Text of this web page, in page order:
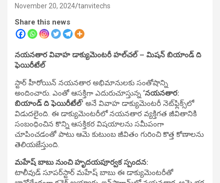
November 20, 2024 tanvitechs
Share this news
నయనతార వివాహ డాక్యుమెంటరీ హల్‌చల్ – మిషన్ బియాండ్ ది
ఫెయిరీటేల్
స్టార్ హీరోయిన్ నయనతార అభిమానులకు సంతోషాన్ని
అందించారు. ఎంతో ఆసక్తిగా ఎదురుచూస్తున్న ‘నయనతార:
బియాండ్ ది ఫెయిరీటేల్’ అనే వివాహ డాక్యుమెంటరీ నెట్‌ఫ్లిక్స్‌లో
విడుదలైంది. ఈ డాక్యుమెంటరీలో నయనతార వ్యక్తిగత జీవితానికి
సంబంధించిన కొన్ని ఆసక్తికర విషయాలను సమీపంగా
చూపించడంతో పాటు ఆమె కుటుంబ జీవితం గురించి కొత్త కోణాలను
తెలియజేస్తుంది.
మహేష్ బాబు నుంచి హృదయపూర్వక స్పందన:
టాలీవుడ్ సూపర్‌స్టార్ మహేష్ బాబు ఈ డాక్యుమెంటరీతో